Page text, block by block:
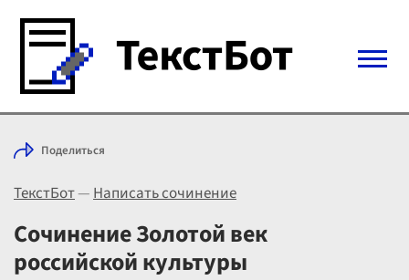
Войти с Telegram
Выбрать режим
Цены
Поделиться
ТекстБот—Написать сочинение
Сочинение Золотой век
российской культуры